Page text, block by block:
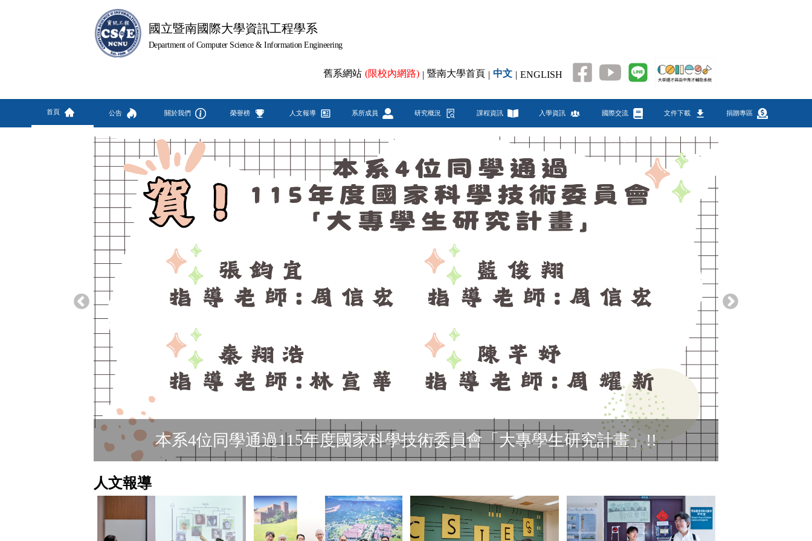
國立暨南國際大學資訊工程學系
Department of Computer Science & Information Engineering
舊系網站 (限校內網路) | 暨南大學首頁 | 中文 | ENGLISH
首頁 公告 關於我們 榮譽榜 人文報導 系所成員 研究概況 課程資訊 入學資訊 國際交流 文件下載 捐贈專區
本系4位同學通過115年度國家科學技術委員會「大專學生研究計畫」!!
人文報導